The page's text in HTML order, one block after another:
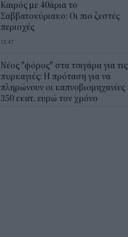
Καιρός με 40άρια το
Σαββατοκύριακο: Οι πιο ζεστές
περιοχές
12:47
Νέος "φόρος" στα τσιγάρα για τις
πυρκαγιές: Η πρόταση για να
πληρώνουν οι καπνοβιομηχανίες
350 εκατ. ευρώ τον χρόνο